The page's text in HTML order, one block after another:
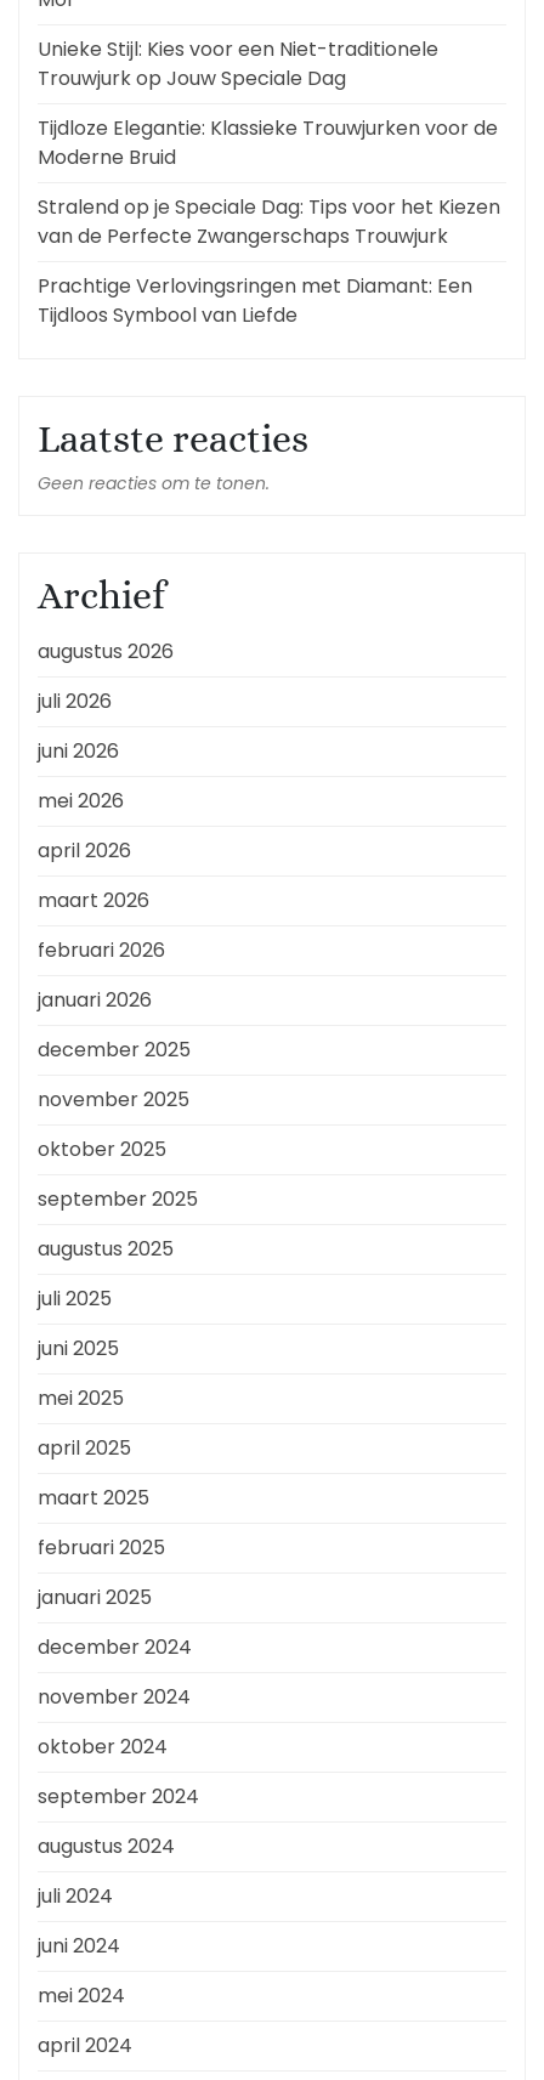
Unieke Stijl: Kies voor een Niet-traditionele
Trouwjurk op Jouw Speciale Dag
Tijdloze Elegantie: Klassieke Trouwjurken voor de
Moderne Bruid
Stralend op je Speciale Dag: Tips voor het Kiezen
van de Perfecte Zwangerschaps Trouwjurk
Prachtige Verlovingsringen met Diamant: Een
Tijdloos Symbool van Liefde
Laatste reacties
Geen reacties om te tonen.
Archief
augustus 2026
juli 2026
juni 2026
mei 2026
april 2026
maart 2026
februari 2026
januari 2026
december 2025
november 2025
oktober 2025
september 2025
augustus 2025
juli 2025
juni 2025
mei 2025
april 2025
maart 2025
februari 2025
januari 2025
december 2024
november 2024
oktober 2024
september 2024
augustus 2024
juli 2024
juni 2024
mei 2024
april 2024